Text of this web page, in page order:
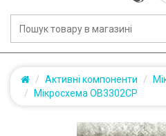
Активні компоненти
Мікросхема OB3302CP